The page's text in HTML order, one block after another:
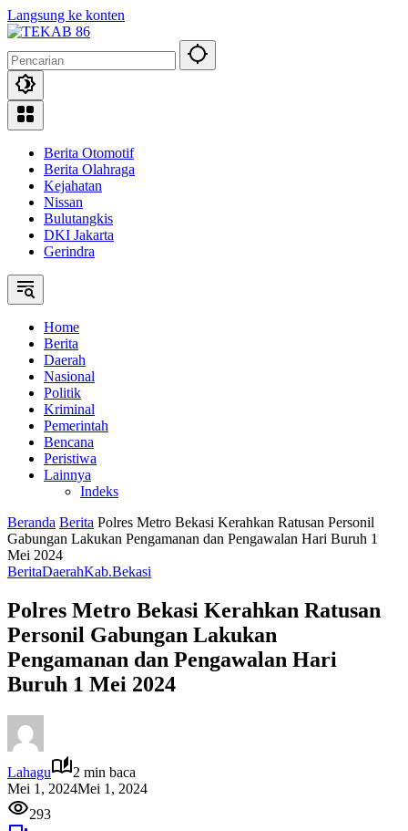
Langsung ke konten
Berita Otomotif
Berita Olahraga
Kejahatan
Nissan
Bulutangkis
DKI Jakarta
Gerindra
Home
Berita
Daerah
Nasional
Politik
Kriminal
Pemerintah
Bencana
Peristiwa
Lainnya
Indeks
Beranda Berita Polres Metro Bekasi Kerahkan Ratusan Personil
Gabungan Lakukan Pengamanan dan Pengawalan Hari Buruh 1
Mei 2024
BeritaDaerahKab.Bekasi
Polres Metro Bekasi Kerahkan Ratusan
Personil Gabungan Lakukan
Pengamanan dan Pengawalan Hari
Buruh 1 Mei 2024
Lahagu
2 min baca
Mei 1, 2024Mei 1, 2024
293